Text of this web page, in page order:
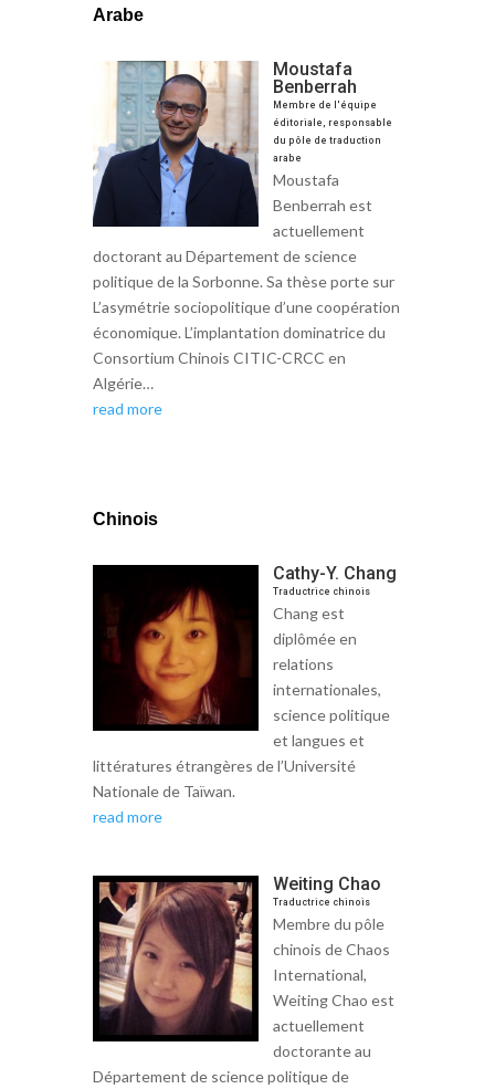
Arabe
Moustafa
Benberrah
Membre de l'équipe
éditoriale, responsable
du pôle de traduction
arabe
Moustafa
Benberrah est
actuellement
doctorant au Département de science
politique de la Sorbonne. Sa thèse porte sur
L’asymétrie sociopolitique d’une coopération
économique. L’implantation dominatrice du
Consortium Chinois CITIC-CRCC en
Algérie…
read more
Chinois
Cathy-Y. Chang
Traductrice chinois
Chang est
diplômée en
relations
internationales,
science politique
et langues et
littératures étrangères de l’Université
Nationale de Taïwan.
read more
Weiting Chao
Traductrice chinois
Membre du pôle
chinois de Chaos
International,
Weiting Chao est
actuellement
doctorante au
Département de science politique de